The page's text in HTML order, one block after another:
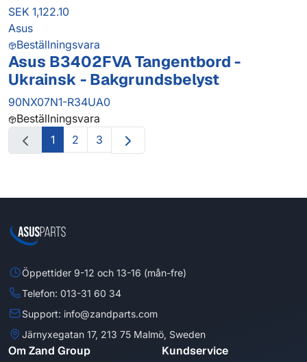
SEK 1,122.10
Asus
Beställningsvara
Asus B3402FVA Tangentbord -
Ukrainsk - Bakgrundsbelyst
90NX07N1-R34UA0
Beställningsvara
1
2 3
Öppettider 9-12 och 13-16 (mån-fre)
Telefon: 013-31 60 34
Support: info@zandparts.com
Järnyxegatan 17, 213 75 Malmö, Sweden
Om Zand Group Kundservice